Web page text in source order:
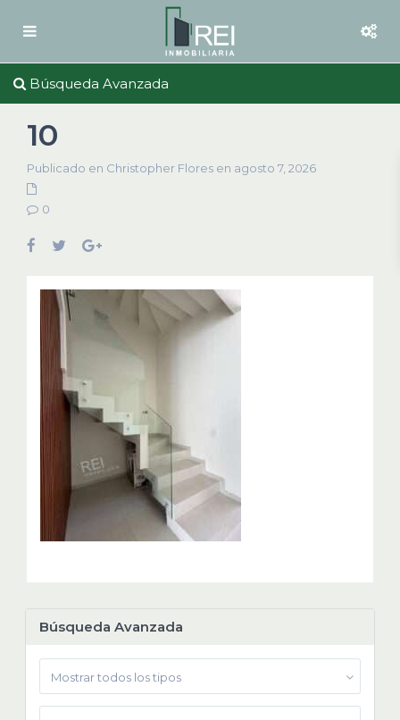
Búsqueda Avanzada
10
Publicado en Christopher Flores en agosto 7, 2026
0
Búsqueda Avanzada
Mostrar todos los tipos